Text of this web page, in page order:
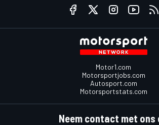
Motor1.com
Motorsportjobs.com
Autosport.com
Motorsportstats.com
Neem contact met ons